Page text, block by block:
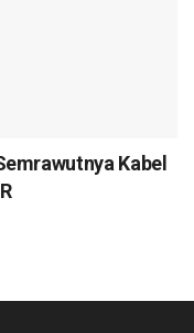
Kabel